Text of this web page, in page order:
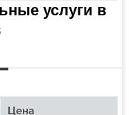
услуги в
Цена